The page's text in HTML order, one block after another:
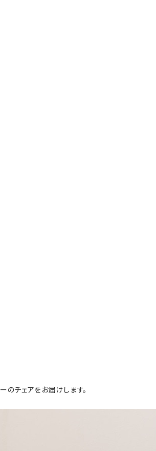
チェアをお届けします。